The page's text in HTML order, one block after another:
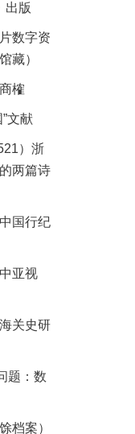
出版
数字资
藏）
榷
文献
）浙
两篇诗
国行纪
亚视
关史研
题：数
档案）